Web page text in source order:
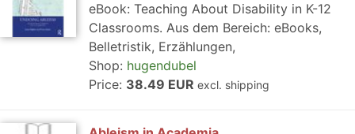
eBook: Teaching About Disability in K-12
Classrooms. Aus dem Bereich: eBooks,
Belletristik, Erzählungen,
Shop: hugendubel
Price: 38.49 EUR excl. shipping